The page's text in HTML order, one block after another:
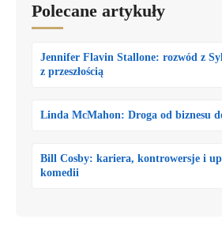
Polecane artykuły
Jennifer Flavin Stallone: rozwód z
z przeszłością
Linda McMahon: Droga od biznesu
Bill Cosby: kariera, kontrowersje i
komedii